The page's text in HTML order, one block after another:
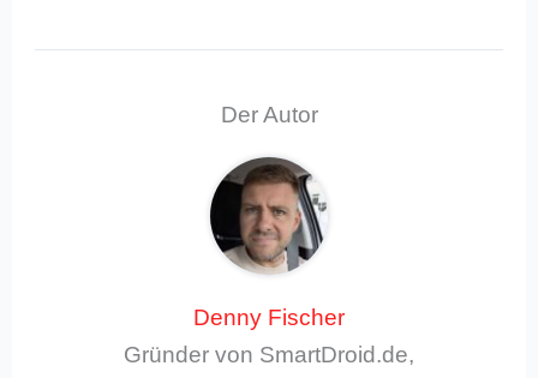
Der Autor
Denny Fischer
Gründer von SmartDroid.de,